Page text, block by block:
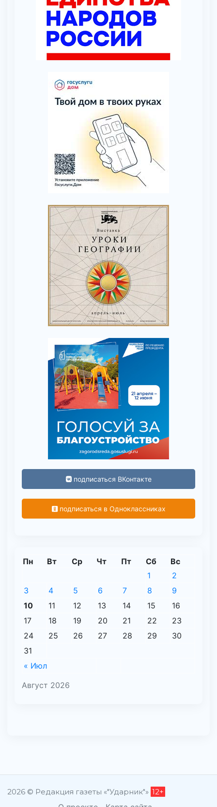
подписаться ВКонтакте
подписаться в Одноклассниках
Август 2026
Пн Вт Ср Чт Пт Сб Вс
« Июл
1
2
3
4 5 6 7 8
9
10
11 12 13 14 15
16
17
18 19 20 21 22
23
24
25 26 27 28 29
30
31
2026 © Редакция газеты «"Ударник"» 12+